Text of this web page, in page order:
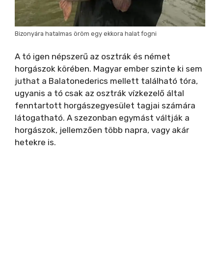
Bizonyára hatalmas öröm egy ekkora halat fogni
A tó igen népszerű az osztrák és német
horgászok körében. Magyar ember szinte ki sem
juthat a Balatonederics mellett található tóra,
ugyanis a tó csak az osztrák vízkezelő által
fenntartott horgászegyesület tagjai számára
látogatható. A szezonban egymást váltják a
horgászok, jellemzően több napra, vagy akár
hetekre is.